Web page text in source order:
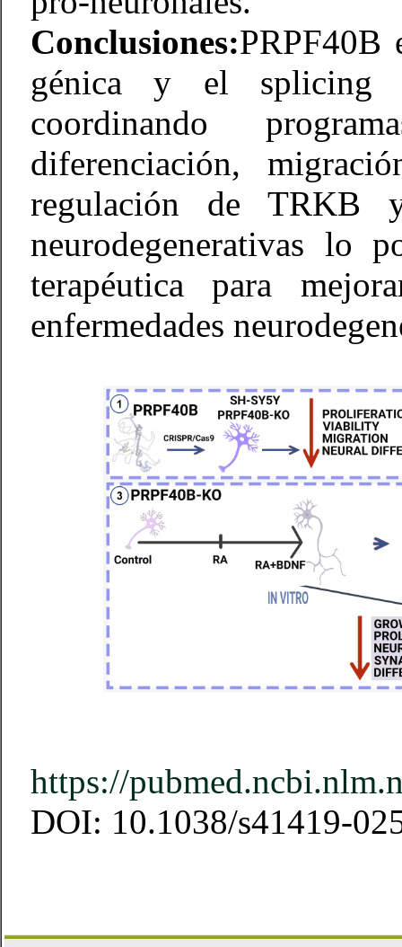
Conclusiones:PRPF40B
génica y el splicing
coordinando
diferenciación,
regulación de TRKB
neurodegenerativas lo
terapéutica para
enfermedades
https://
DOI: 10.1038/s41419-